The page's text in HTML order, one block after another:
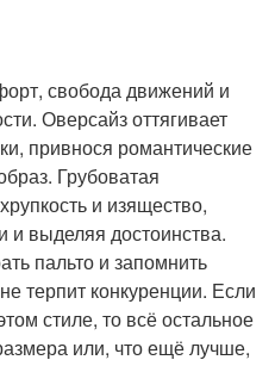
свобода движений и
Оверсайз оттягивает
привнося романтические
Грубоватая
и изящество,
и выделяя достоинства.
пальто и запомнить
терпит конкуренции. Если
стиле, то всё остальное
или, что ещё лучше,